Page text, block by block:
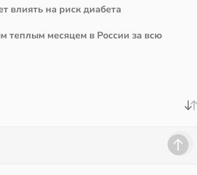
влиять на риск диабета
теплым месяцем в России за всю